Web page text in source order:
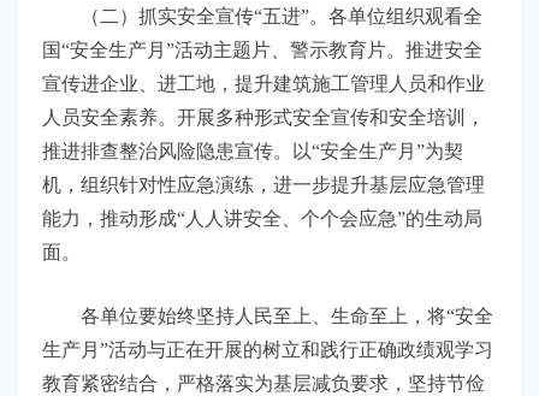
（二）抓实安全宣传“五进”。各单位组织观看全
国“安全生产月”活动主题片、警示教育片。推进安全
宣传进企业、进工地，提升建筑施工管理人员和作业
人员安全素养。开展多种形式安全宣传和安全培训，
推进排查整治风险隐患宣传。以“安全生产月”为契
机，组织针对性应急演练，进一步提升基层应急管理
能力，推动形成“人人讲安全、个个会应急”的生动局
面。
各单位要始终坚持人民至上、生命至上，将“安全
生产月”活动与正在开展的树立和践行正确政绩观学习
教育紧密结合，严格落实为基层减负要求，坚持节俭